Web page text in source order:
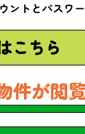
件が閲